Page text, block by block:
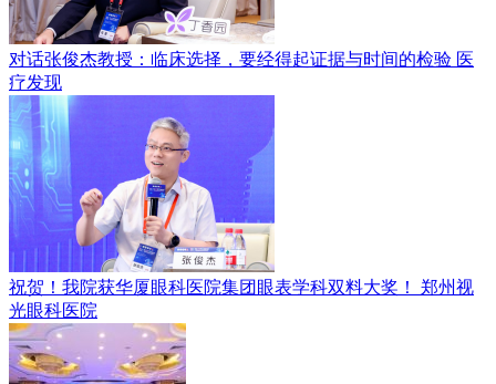
对话张俊杰教授：临床选择，要经得起证据与时间的检验 医
疗发现
祝贺！我院获华厦眼科医院集团眼表学科双料大奖！ 郑州视
光眼科医院